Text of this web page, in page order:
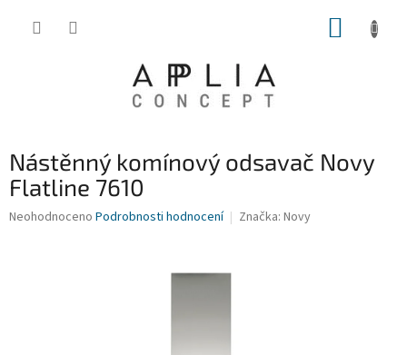
Nástěnný komínový odsavač Novy
Flatline 7610
Průměrné
Neohodnoceno Podrobnosti hodnocení Značka: Novy